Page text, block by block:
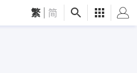
繁 简